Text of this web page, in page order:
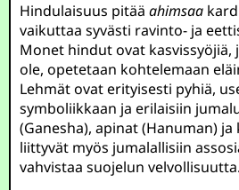
Hindulaisuus pitääahimsaa
vaikuttaa syvästi ravinto- ja
Monet hindut ovat kasvissyöjiä,
ole, opetetaan kohtelemaan
Lehmät ovat erityisesti pyhiä,
symboliikkaan ja erilaisiin
(Ganesha), apinat (Hanuman)
liittyvät myös jumalallisiin
vahvistaa suojelun velvollisuutta.